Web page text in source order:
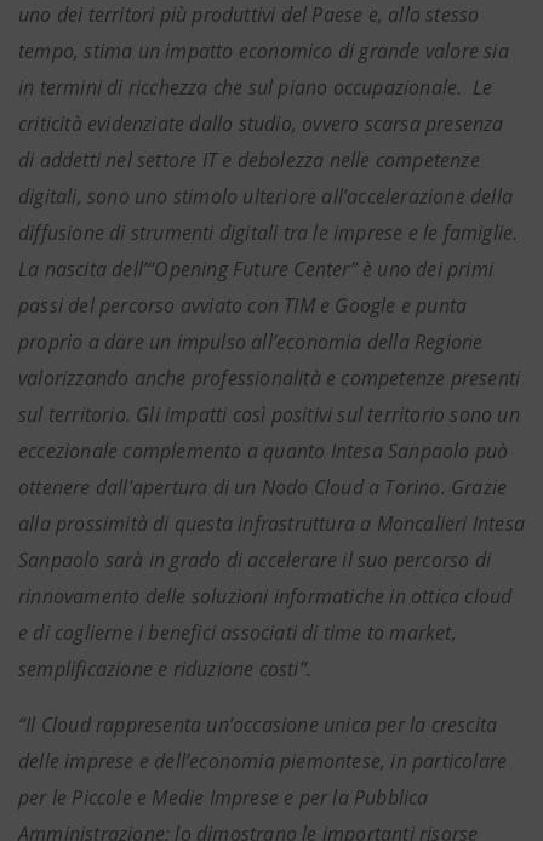
uno dei territori più produttivi del Paese e, allo stesso
tempo, stima un impatto economico di grande valore sia
in termini di ricchezza che sul piano occupazionale. Le
criticità evidenziate dallo studio, ovvero scarsa presenza
di addetti nel settore IT e debolezza nelle competenze
digitali, sono uno stimolo ulteriore all’accelerazione della
diffusione di strumenti digitali tra le imprese e le famiglie.
La nascita dell’“Opening Future Center” è uno dei primi
passi del percorso avviato con TIM e Google e punta
proprio a dare un impulso all’economia della Regione
valorizzando anche professionalità e competenze presenti
sul territorio. Gli impatti così positivi sul territorio sono un
eccezionale complemento a quanto Intesa Sanpaolo può
ottenere dall’apertura di un Nodo Cloud a Torino. Grazie
alla prossimità di questa infrastruttura a Moncalieri Intesa
Sanpaolo sarà in grado di accelerare il suo percorso di
rinnovamento delle soluzioni informatiche in ottica cloud
e di coglierne i benefici associati di time to market,
semplificazione e riduzione costi”.
“Il Cloud rappresenta un’occasione unica per la crescita
delle imprese e dell’economia piemontese, in particolare
per le Piccole e Medie Imprese e per la Pubblica
Amministrazione: lo dimostrano le importanti risorse